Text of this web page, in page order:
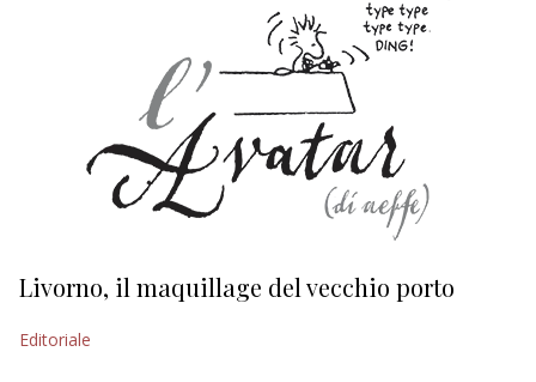
Livorno, il maquillage del vecchio porto
Editoriale